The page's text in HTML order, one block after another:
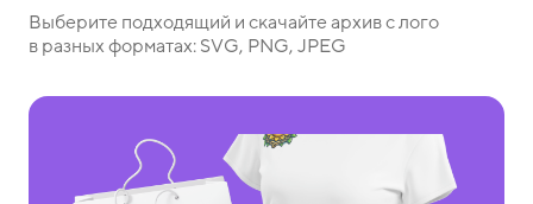
Выберите подходящий и скачайте архив с лого
в разных форматах: SVG, PNG, JPEG